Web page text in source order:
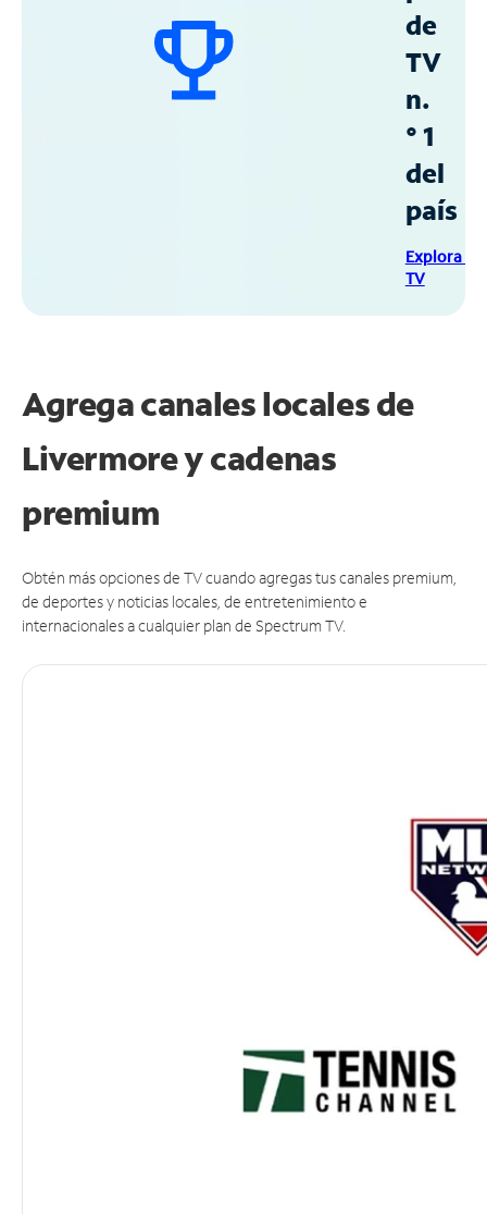
de
TV
n.
° 1
del
país
Explora
TV
Agrega canales locales de
Livermore y cadenas
premium
Obtén más opciones de TV cuando agregas tus canales premium,
de deportes y noticias locales, de entretenimiento e
internacionales a cualquier plan de Spectrum TV.